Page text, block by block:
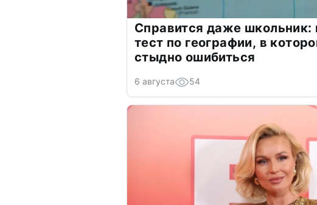
Справится даже школьник:
тест по географии, в
стыдно ошибиться
6 августа 54